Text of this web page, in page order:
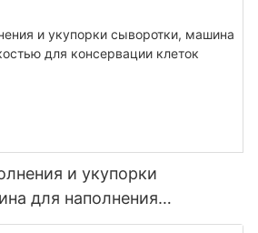
и укупорки
для наполнения
клеток